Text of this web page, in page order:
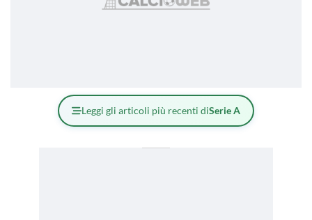
Leggi gli articoli più recenti diSerie A